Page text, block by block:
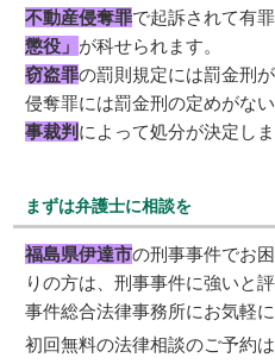
不動産侵奪罪で起訴されて有
懲役」 が科せられます。
窃盗罪の罰則規定には罰金刑
侵奪罪には罰金刑の定めがな
事裁判 によって処分が決定しま
まずは弁護士に相談を
福島県伊達市の刑事事件でお
りの方は、刑事事件に強いと
事件総合法律事務所にお気軽
初回無料の法律相談のご予約は